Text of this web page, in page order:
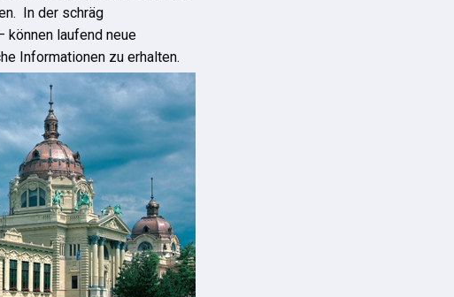
In der schräg
können laufend neue
Informationen zu erhalten.